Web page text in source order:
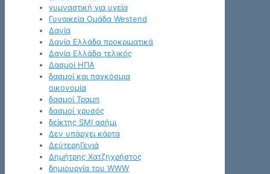
γυμναστική για υγεία
Γυναικεία Ομάδα Westend
Δανία
Δανία Ελλάδα προκριματικά
Δανία Ελλάδα τελικός
Δασμοί ΗΠΑ
δασμοί και παγκόσμια
οικονομία
δασμοί Τραμπ
δασμοί χρυσός
δείκτης SMI ασήμι
Δεν υπάρχει κάρτα
ΔεύτερηΓενιά
Δημήτρης Χατζηχρήστος
δημιουργία του WWW